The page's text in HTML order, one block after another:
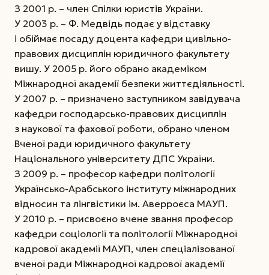
З 2001 р. – член Спілки юристів України.
У 2003 р. – Ф. Медвідь подає у відставку
і обіймає посаду доцента кафедри цивільно-
правових дисциплін юридичного факультету
вишу. У 2005 р. його обрано академіком
Міжнародної академії безпеки життєдіяльності.
У 2007 р. – призначено заступником завідувача
кафедри господарсько-правових дисциплін
з наукової та фахової роботи, обрано членом
Вченої ради юридичного факультету
Національного університету ДПС України.
З 2009 р. – професор кафедри політології
Українсько-Арабського інституту міжнародних
відносин та лінгвістики ім. Аверроєса МАУП.
У 2010 р. – присвоєно вчене звання професор
кафедри соціології та політології Міжнародної
кадрової академії МАУП, член спеціалізованої
вченої ради Міжнародної кадрової академії